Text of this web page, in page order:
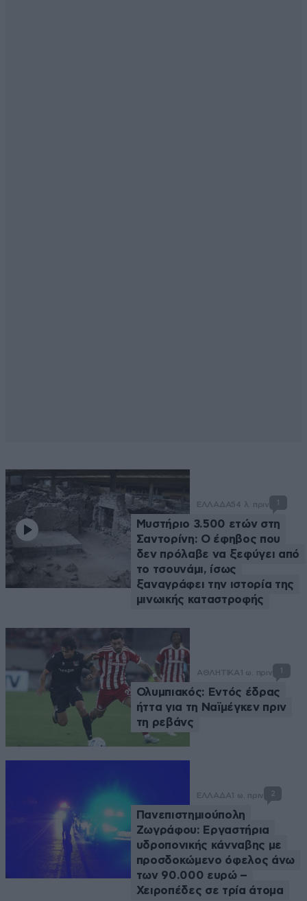
ΕΛΛΑΔΑ54 λ. πριν 1
Μυστήριο 3.500 ετών στη
Σαντορίνη: Ο έφηβος που
δεν πρόλαβε να ξεφύγει από
το τσουνάμι, ίσως
ξαναγράφει την ιστορία της
μινωικής καταστροφής
ΑΘΛΗΤΙΚΑ 1 ω. πριν 1
Ολυμπιακός: Εντός έδρας
ήττα για τη Ναϊμέγκεν πριν
τη ρεβάνς
ΕΛΛΑΔΑ 1 ω. πριν 2
Πανεπιστημιούπολη
Ζωγράφου: Εργαστήρια
υδροπονικής κάνναβης με
προσδοκώμενο όφελος άνω
των 90.000 ευρώ –
Χειροπέδες σε τρία άτομα